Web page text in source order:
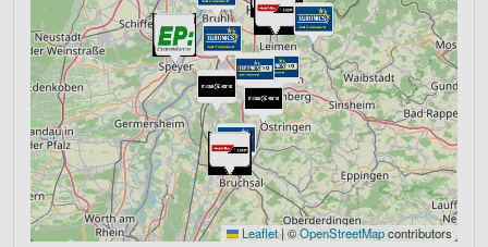
Leaflet|©OpenStreetMapcontributors